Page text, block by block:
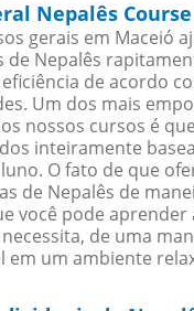
Nepalês
gerais em Maceió
de Nepalês
de acordo
Um dos mais
nossos cursos é
inteiramente
O fato de que
de Nepalês de
você pode aprender
de uma
em um ambiente